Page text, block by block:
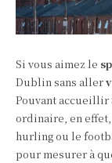
Si vous aimez le
Dublin sans aller
Pouvant accueillir
ordinaire, en
hurling ou le
pour mesurer à